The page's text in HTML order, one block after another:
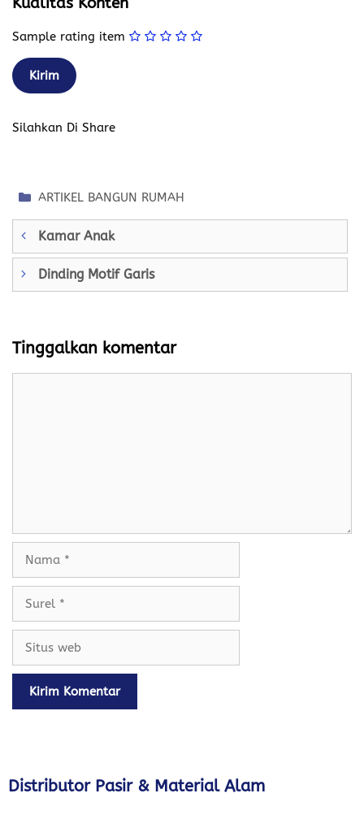
Sample rating item
Silahkan Di Share
Kategori
ARTIKEL BANGUN RUMAH
Kamar Anak
Dinding Motif Garis
Tinggalkan komentar
web
Distributor Pasir & Material Alam